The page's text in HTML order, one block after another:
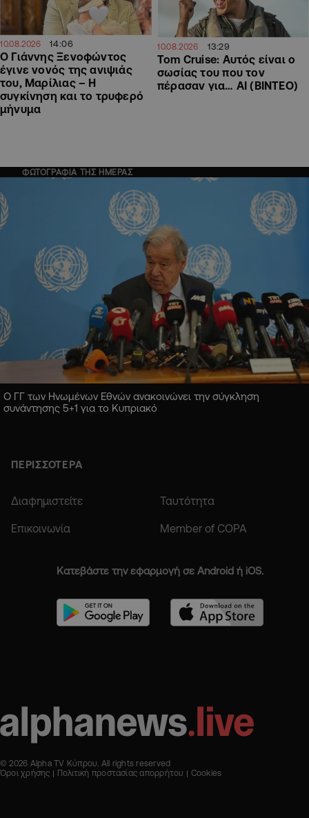
10.08.2026 14:06
O Γιάννης Ξενοφώντος
έγινε νονός της ανιψιάς
του, Μαρίλιας – Η
συγκίνηση και το τρυφερό
μήνυμα
10.08.2026 13:29
Tom Cruise: Αυτός είναι ο
σωσίας του που τον
πέρασαν για… AI (ΒΙΝΤΕΟ)
ΦΩΤΟΓΡΑΦΙΑ ΤΗΣ ΗΜΕΡΑΣ
Ο ΓΓ των Ηνωμένων Εθνών ανακοινώνει την σύγκληση
συνάντησης 5+1 για το Κυπριακό
ΠΕΡΙΣΣΟΤΕΡΑ
Διαφημιστείτε Ταυτότητα
Επικοινωνία Member of COPA
Κατεβάστε την εφαρμογή σε Android ή iOS.
© 2026 Alpha TV Κύπρου. All rights reserved
Όροι χρήσης
Πολιτική προστασίας απορρήτου Cookies